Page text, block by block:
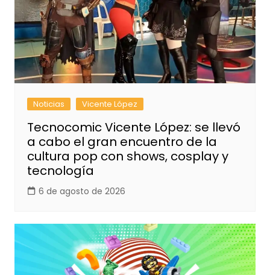
Noticias Vicente López
Tecnocomic Vicente López: se llevó
a cabo el gran encuentro de la
cultura pop con shows, cosplay y
tecnología
6 de agosto de 2026